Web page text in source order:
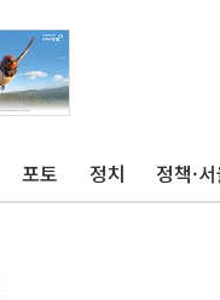
포토 정치 정책·